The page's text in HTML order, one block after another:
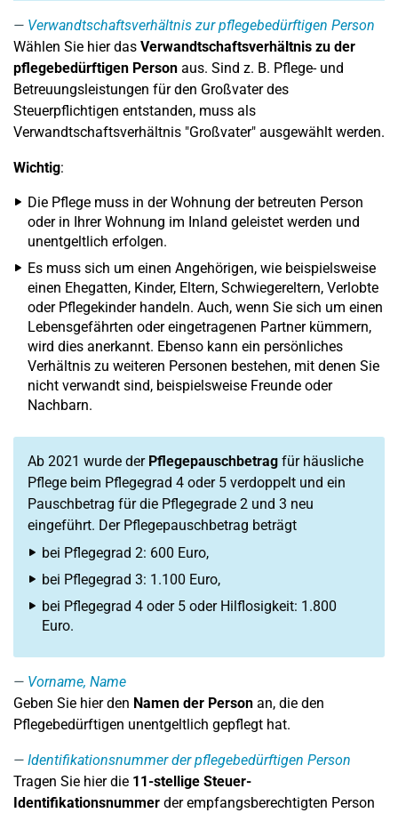
Verwandtschaftsverhältnis zur pflegebedürftigen Person
Wählen Sie hier das Verwandtschaftsverhältnis zu der
pflegebedürftigen Person aus. Sind z. B. Pflege- und
Betreuungsleistungen für den Großvater des
Steuerpflichtigen entstanden, muss als
Verwandtschaftsverhältnis "Großvater" ausgewählt werden.
Wichtig:
Die Pflege muss in der Wohnung der betreuten Person
oder in Ihrer Wohnung im Inland geleistet werden und
unentgeltlich erfolgen.
Es muss sich um einen Angehörigen, wie beispielsweise
einen Ehegatten, Kinder, Eltern, Schwiegereltern, Verlobte
oder Pflegekinder handeln. Auch, wenn Sie sich um einen
Lebensgefährten oder eingetragenen Partner kümmern,
wird dies anerkannt. Ebenso kann ein persönliches
Verhältnis zu weiteren Personen bestehen, mit denen Sie
nicht verwandt sind, beispielsweise Freunde oder
Nachbarn.
Ab 2021 wurde der Pflegepauschbetrag für häusliche
Pflege beim Pflegegrad 4 oder 5 verdoppelt und ein
Pauschbetrag für die Pflegegrade 2 und 3 neu
eingeführt. Der Pflegepauschbetrag beträgt
bei Pflegegrad 2: 600 Euro,
bei Pflegegrad 3: 1.100 Euro,
bei Pflegegrad 4 oder 5 oder Hilflosigkeit: 1.800
Euro.
Vorname, Name
Geben Sie hier den Namen der Person an, die den
Pflegebedürftigen unentgeltlich gepflegt hat.
Identifikationsnummer der pflegebedürftigen Person
Tragen Sie hier die 11-stellige Steuer-
Identifikationsnummer der empfangsberechtigten Person